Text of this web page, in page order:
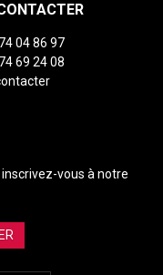
04 86 97
69 24 08
vous à notre